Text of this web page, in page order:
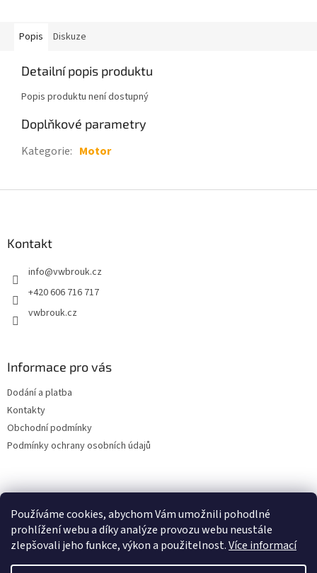
Používáme cookies, abychom Vám umožnili pohodlné
prohlížení webu a díky analýze provozu webu neustále
zlepšovali jeho funkce, výkon a použitelnost.Více informací
Popis Diskuze
Detailní popis produktu
Popis produktu není dostupný
Doplňkové parametry
Kategorie: Motor
Kontakt
info@vwbrouk.cz
+420 606 716 717
vwbrouk.cz
Informace pro vás
Dodání a platba
Kontakty
Obchodní podmínky
Podmínky ochrany osobních údajů